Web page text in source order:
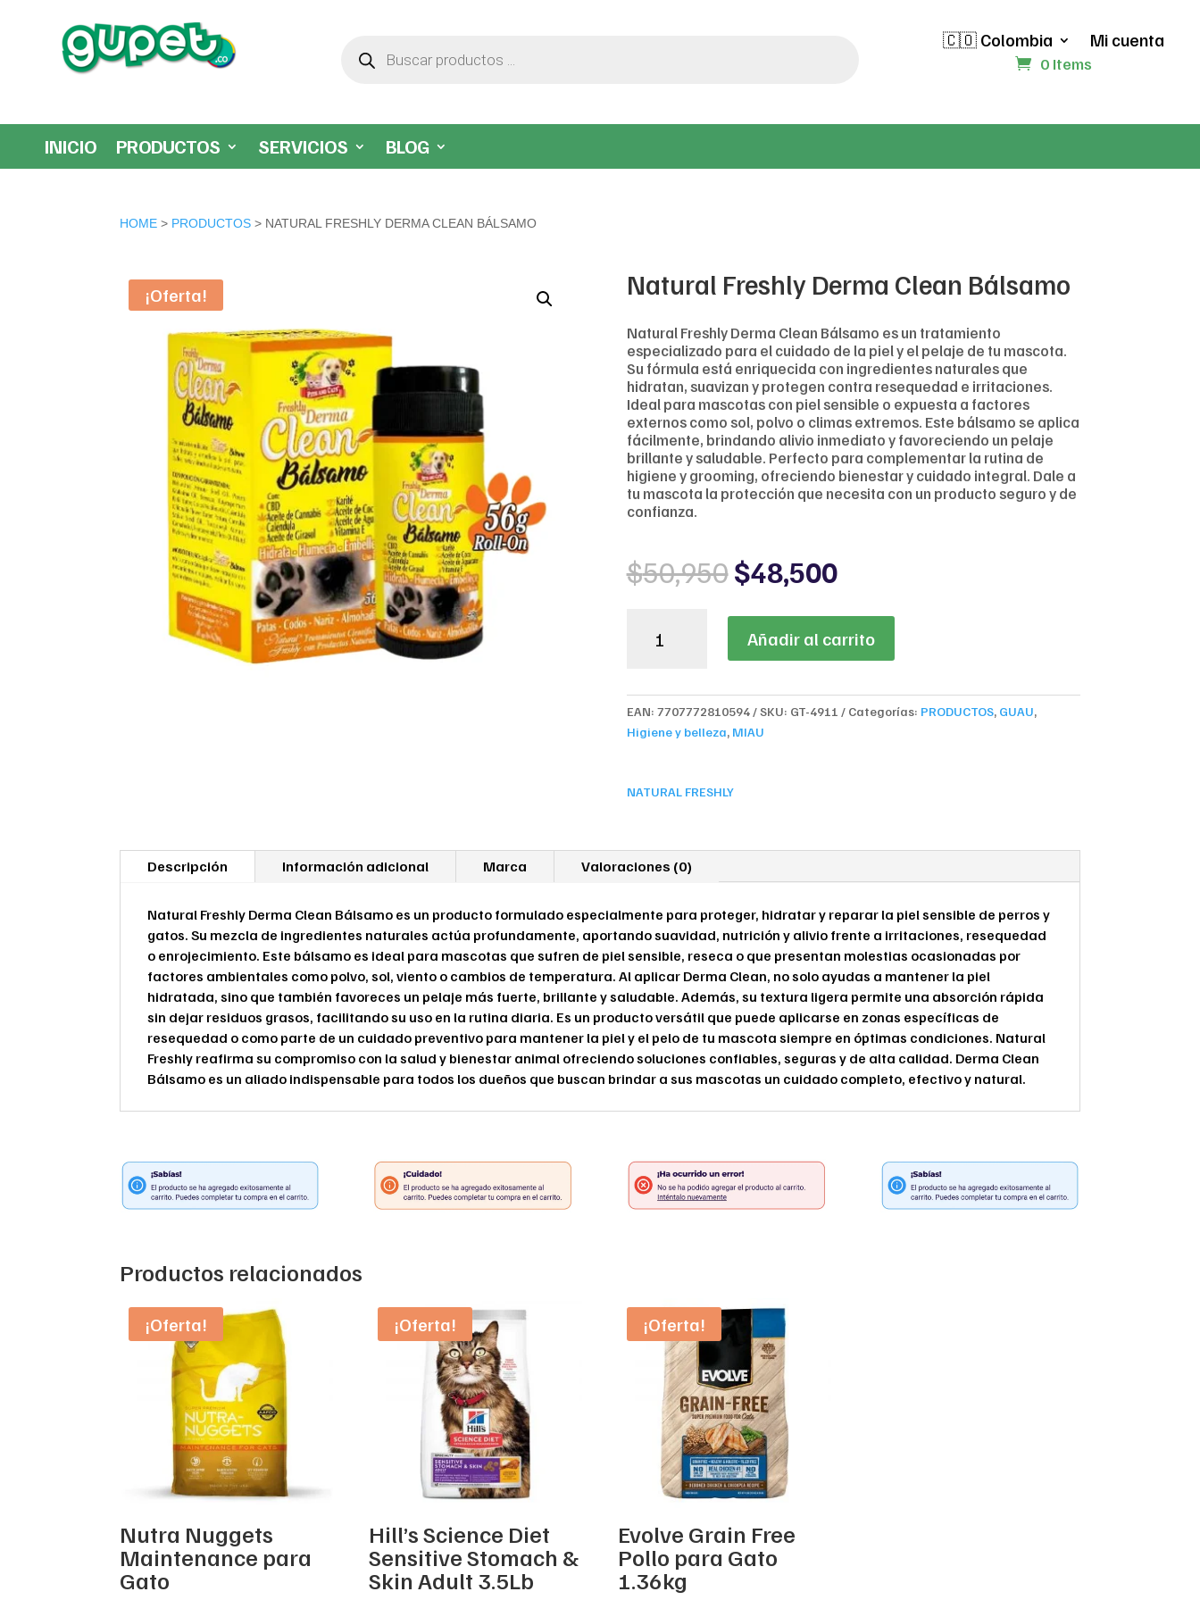
productos
🇨🇴 Colombia Mi cuenta
0 Items
INICIO PRODUCTOS SERVICIOS BLOG
HOME > PRODUCTOS > NATURAL FRESHLY DERMA CLEAN BÁLSAMO
¡Oferta! Natural Freshly Derma Clean Bálsamo
Natural Freshly Derma Clean Bálsamo es un tratamiento
especializado para el cuidado de la piel y el pelaje de tu mascota.
Su fórmula está enriquecida con ingredientes naturales que
hidratan, suavizan y protegen contra resequedad e irritaciones.
Ideal para mascotas con piel sensible o expuesta a factores
externos como sol, polvo o climas extremos. Este bálsamo se aplica
fácilmente, brindando alivio inmediato y favoreciendo un pelaje
brillante y saludable. Perfecto para complementar la rutina de
higiene y grooming, ofreciendo bienestar y cuidado integral. Dale a
tu mascota la protección que necesita con un producto seguro y de
confianza.
$50,950Original
price
was:
$50,950.
$48,500Current
price
is:
$48,500.
Freshly
Bálsamo
cantidad
Añadir al carrito
EAN: 7707772810594 SKU: GT-4911 Categorías: PRODUCTOS, GUAU,
Higiene y belleza, MIAU
NATURAL FRESHLY
Descripción Información adicional Marca Valoraciones (0)
Natural Freshly Derma Clean Bálsamo es un producto formulado especialmente para proteger, hidratar y reparar la piel sensible de perros y
gatos. Su mezcla de ingredientes naturales actúa profundamente, aportando suavidad, nutrición y alivio frente a irritaciones, resequedad
o enrojecimiento. Este bálsamo es ideal para mascotas que sufren de piel sensible, reseca o que presentan molestias ocasionadas por
factores ambientales como polvo, sol, viento o cambios de temperatura. Al aplicar Derma Clean, no solo ayudas a mantener la piel
hidratada, sino que también favoreces un pelaje más fuerte, brillante y saludable. Además, su textura ligera permite una absorción rápida
sin dejar residuos grasos, facilitando su uso en la rutina diaria. Es un producto versátil que puede aplicarse en zonas específicas de
resequedad o como parte de un cuidado preventivo para mantener la piel y el pelo de tu mascota siempre en óptimas condiciones. Natural
Freshly reafirma su compromiso con la salud y bienestar animal ofreciendo soluciones confiables, seguras y de alta calidad. Derma Clean
Bálsamo es un aliado indispensable para todos los dueños que buscan brindar a sus mascotas un cuidado completo, efectivo y natural.
Productos relacionados
¡Oferta!
Nutra Nuggets
Maintenance para
Gato
¡Oferta!
Hill’s Science Diet
Sensitive Stomach &
Skin Adult 3.5Lb
¡Oferta!
Evolve Grain Free
Pollo para Gato
1.36kg